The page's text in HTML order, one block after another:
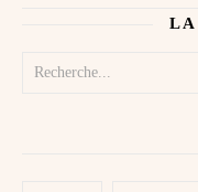
LA